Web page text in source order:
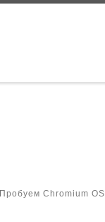
Пробуем Chromium OS